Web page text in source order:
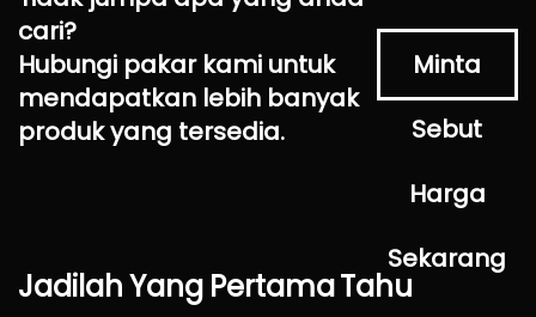
cari?
Hubungi pakar kami untuk
mendapatkan lebih banyak
produk yang tersedia.
Minta
Sebut
Harga
Sekarang
JadilahYang PertamaTahu